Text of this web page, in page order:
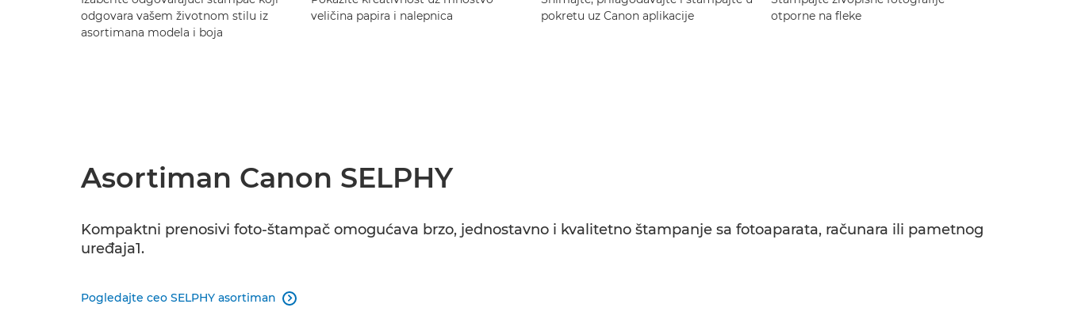
odgovara vašem životnom stilu iz
asortimana modela i boja
veličina papira i nalepnica
pokretu uz Canon aplikacije
otporne na fleke
Asortiman Canon SELPHY
Kompaktni prenosivi foto-štampač omogućava brzo, jednostavno i kvalitetno štampanje sa fotoaparata, računara ili pametnog
uređaja1.
Pogledajte ceo SELPHY asortiman 